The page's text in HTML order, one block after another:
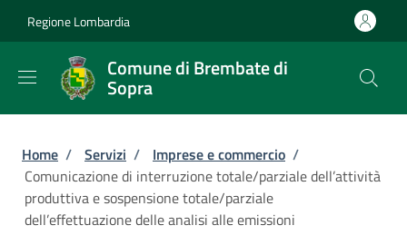
Regione Lombardia
Comune di Brembate di
Sopra
Briciole di pane
Home / Servizi / Imprese e commercio /
Comunicazione di interruzione totale/parziale dell’attività
produttiva e sospensione totale/parziale
dell’effettuazione delle analisi alle emissioni